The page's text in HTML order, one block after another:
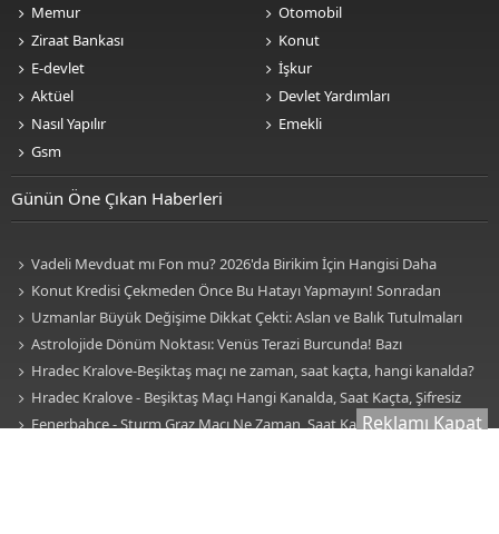
Memur
Ziraat Bankası
E-devlet
Aktüel
Nasıl Yapılır
Gsm
Otomobil
Konut
İşkur
Devlet Yardımları
Emekli
Günün Öne Çıkan Haberleri
Vadeli Mevduat mı Fon mu? 2026'da Birikim İçin Hangisi Daha
Avantajlı? Nelere Dikkat Edilmeli?
Konut Kredisi Çekmeden Önce Bu Hatayı Yapmayın! Sonradan
Pişman Olabilirsiniz
Uzmanlar Büyük Değişime Dikkat Çekti: Aslan ve Balık Tutulmaları
Neleri Değiştirecek?
Astrolojide Dönüm Noktası: Venüs Terazi Burcunda! Bazı
Sektörlerde Dengeler Değişecek...
Hradec Kralove-Beşiktaş maçı ne zaman, saat kaçta, hangi kanalda?
BJK Avrupa Ligi maçı şifresiz kanalda mı? Hradec Kralove-Beşiktaş maçı
şifresiz, HD canlı yayın
Hradec Kralove - Beşiktaş Maçı Hangi Kanalda, Saat Kaçta, Şifresiz
Mi? Avrupa Ligi 3. Ön Eleme Maçı Muhtemel 11'ler... Hradec Kralove-
Fenerbahçe - Sturm Graz Maçı Ne Zaman, Saat Kaçta, HangiReklamı Kapat